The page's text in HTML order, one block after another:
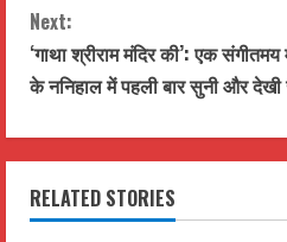
n
t
n
u
Next:
‘गाथा श्रीराम मंदिर की’: एक
के ननिहाल में पहली बार सुनी और देखी
RELATED STORIES